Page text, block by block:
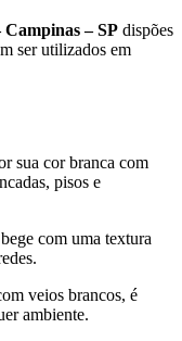
– SP dispões
ser utilizados em
sua cor branca com
pisos e
com uma textura
veios brancos, é
ambiente.